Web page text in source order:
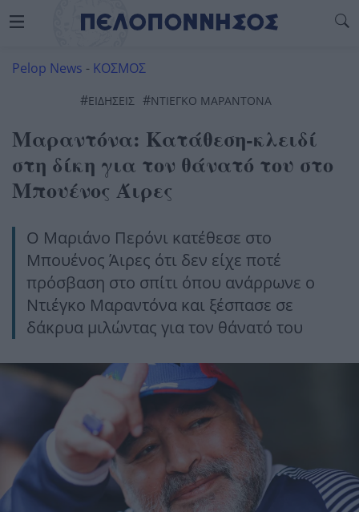
Pelop News - ΚΟΣΜΟΣ
#ΕΙΔΗΣΕΙΣ #ΝΤΙΕΓΚΟ ΜΑΡΑΝΤΟΝΑ
Μαραντόνα: Κατάθεση-κλειδί
στη δίκη για τον θάνατό του στο
Μπουένος Άιρες
Ο Μαριάνο Περόνι κατέθεσε στο
Μπουένος Άιρες ότι δεν είχε ποτέ
πρόσβαση στο σπίτι όπου ανάρρωνε ο
Ντιέγκο Μαραντόνα και ξέσπασε σε
δάκρυα μιλώντας για τον θάνατό του